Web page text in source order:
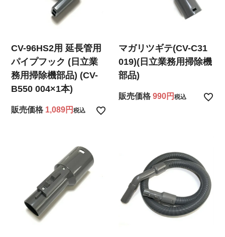
CV-96HS2用 延長管用
パイプフック (日立業
務用掃除機部品) (CV-
B550 004×1本)
販売価格 1,089 税込
マガリツギテ(CV-C31
019)(日立業務用掃除機
部品)
販売価格 990 税込